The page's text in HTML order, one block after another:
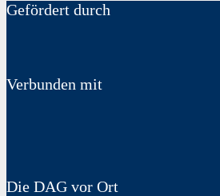
Gefördert durch
Verbunden mit
Die DAG vor Ort